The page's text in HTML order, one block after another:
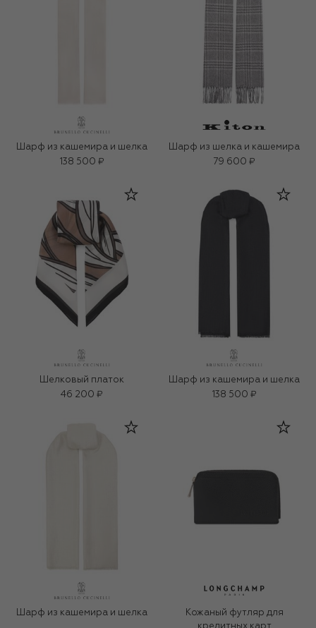
Шарф из кашемира и шелка
138 500 ₽
Шарф из шелка и кашемира
79 600 ₽
Шелковый платок
46 200 ₽
Шарф из кашемира и шелка
138 500 ₽
Шарф из кашемира и шелка
Кожаный футляр для
кредитных карт